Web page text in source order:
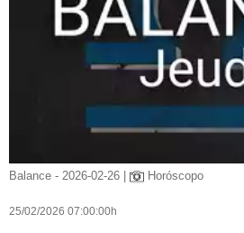
Balance - 2026-02-26 | Horóscopo
25/02/2026 07:00:00h